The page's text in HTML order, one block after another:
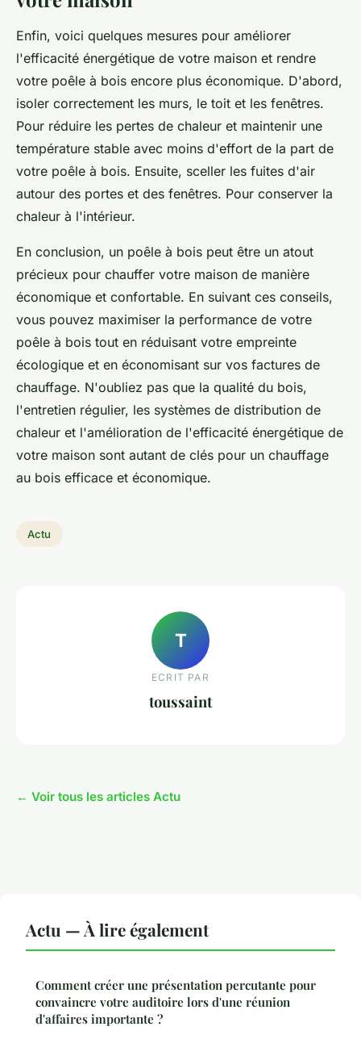
Enfin, voici quelques mesures pour améliorer
l'efficacité énergétique de votre maison et rendre
votre poêle à bois encore plus économique. D'abord,
isoler correctement les murs, le toit et les fenêtres.
Pour réduire les pertes de chaleur et maintenir une
température stable avec moins d'effort de la part de
votre poêle à bois. Ensuite, sceller les fuites d'air
autour des portes et des fenêtres. Pour conserver la
chaleur à l'intérieur.
En conclusion, un poêle à bois peut être un atout
précieux pour chauffer votre maison de manière
économique et confortable. En suivant ces conseils,
vous pouvez maximiser la performance de votre
poêle à bois tout en réduisant votre empreinte
écologique et en économisant sur vos factures de
chauffage. N'oubliez pas que la qualité du bois,
l'entretien régulier, les systèmes de distribution de
chaleur et l'amélioration de l'efficacité énergétique de
votre maison sont autant de clés pour un chauffage
au bois efficace et économique.
Actu
T
ECRIT PAR
toussaint
← Voir tous les articles Actu
Actu — À lire également
Comment créer une présentation percutante pour
convaincre votre auditoire lors d'une réunion
d'affaires importante ?